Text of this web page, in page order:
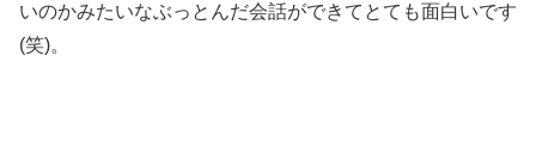
いのかみたいなぶっとんだ会話ができてとても面白いです
(笑)。